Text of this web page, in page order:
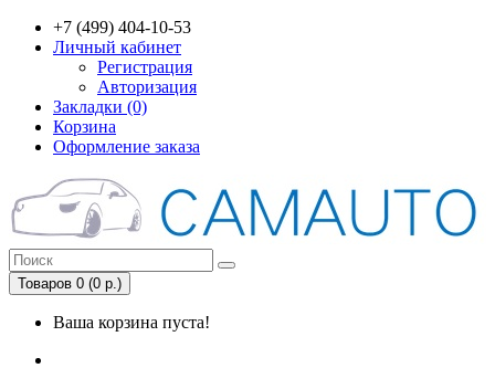
+7 (499) 404-10-53
Личный кабинет
Регистрация
Авторизация
Закладки (0)
Корзина
Оформление заказа
Товаров 0 (0 р.)
Ваша корзина пуста!